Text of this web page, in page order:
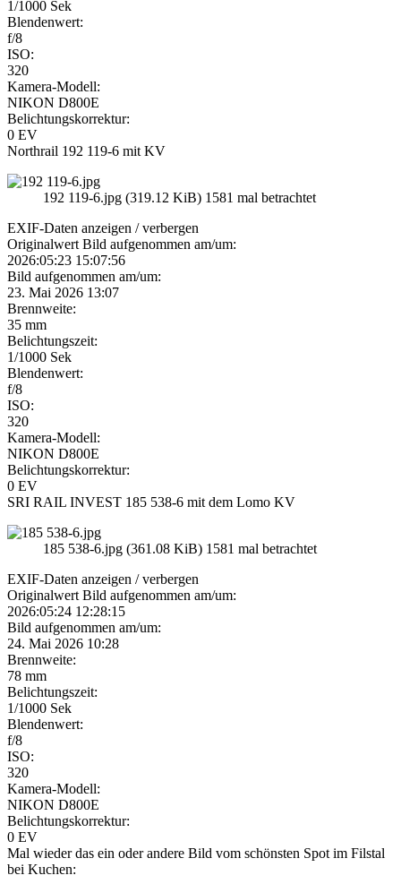
1/1000 Sek
Blendenwert:
f/8
ISO:
320
Kamera-Modell:
NIKON D800E
Belichtungskorrektur:
0 EV
Northrail 192 119-6 mit KV
192 119-6.jpg (319.12 KiB) 1581 mal betrachtet
EXIF-Daten anzeigen / verbergen
Originalwert Bild aufgenommen am/um:
2026:05:23 15:07:56
Bild aufgenommen am/um:
23. Mai 2026 13:07
Brennweite:
35 mm
Belichtungszeit:
1/1000 Sek
Blendenwert:
f/8
ISO:
320
Kamera-Modell:
NIKON D800E
Belichtungskorrektur:
0 EV
SRI RAIL INVEST 185 538-6 mit dem Lomo KV
185 538-6.jpg (361.08 KiB) 1581 mal betrachtet
EXIF-Daten anzeigen / verbergen
Originalwert Bild aufgenommen am/um:
2026:05:24 12:28:15
Bild aufgenommen am/um:
24. Mai 2026 10:28
Brennweite:
78 mm
Belichtungszeit:
1/1000 Sek
Blendenwert:
f/8
ISO:
320
Kamera-Modell:
NIKON D800E
Belichtungskorrektur:
0 EV
Mal wieder das ein oder andere Bild vom schönsten Spot im Filstal
bei Kuchen: